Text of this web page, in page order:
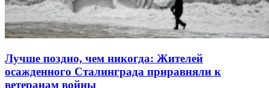
Лучше поздно, чем никогда: Жителей
осажденного Сталинграда приравняли к
ветеранам войны